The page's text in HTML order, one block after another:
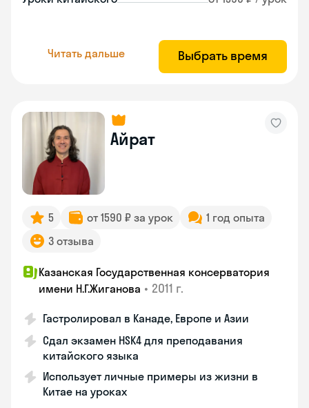
Читать дальше Выбрать время
Айрат
5 от 1590 ₽ за урок
1 год опыта
3 отзыва
Казанская Государственная консерватория
имени Н.Г.Жиганова • 2011 г.
Гастролировал в Канаде, Европе и Азии
Сдал экзамен HSK4 для преподавания
китайского языка
Использует личные примеры из жизни в
Китае на уроках